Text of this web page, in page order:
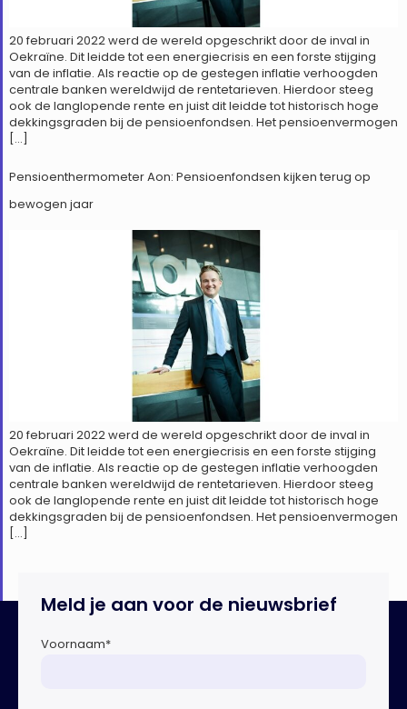
20 februari 2022 werd de wereld opgeschrikt door de inval in
Oekraïne. Dit leidde tot een energiecrisis en een forste stijging
van de inflatie. Als reactie op de gestegen inflatie verhoogden
centrale banken wereldwijd de rentetarieven. Hierdoor steeg
ook de langlopende rente en juist dit leidde tot historisch hoge
dekkingsgraden bij de pensioenfondsen. Het pensioenvermogen
[…]
Pensioenthermometer Aon: Pensioenfondsen kijken terug op
bewogen jaar
20 februari 2022 werd de wereld opgeschrikt door de inval in
Oekraïne. Dit leidde tot een energiecrisis en een forste stijging
van de inflatie. Als reactie op de gestegen inflatie verhoogden
centrale banken wereldwijd de rentetarieven. Hierdoor steeg
ook de langlopende rente en juist dit leidde tot historisch hoge
dekkingsgraden bij de pensioenfondsen. Het pensioenvermogen
[…]
Meld je aan voor de nieuwsbrief
Voornaam*